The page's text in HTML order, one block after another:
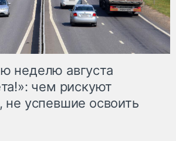
неделю августа
чем рискуют
не успевшие освоить